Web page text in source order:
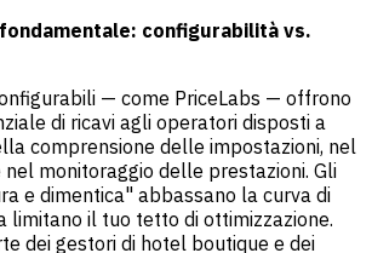
configurabilità vs.
— come PriceLabs — offrono
di ricavi agli operatori disposti a
comprensione delle impostazioni, nel
monitoraggio delle prestazioni. Gli
e dimentica" abbassano la curva di
limitano il tuo tetto di ottimizzazione.
dei gestori di hotel boutique e dei